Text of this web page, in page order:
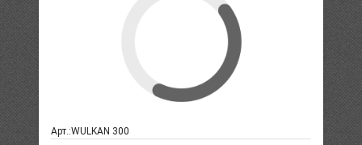
Арт.:WULKAN 300